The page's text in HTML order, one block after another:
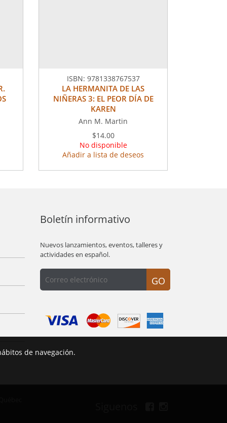
ISBN: 9781338767537
LA HERMANITA DE LAS
NIÑERAS 3: EL PEOR DÍA DE
KAREN
Ann M. Martin
$14.00
No disponible
Añadir a lista de deseos
Boletín informativo
Nuevos lanzamientos, eventos, talleres y
actividades en español.
GO
de navegación.